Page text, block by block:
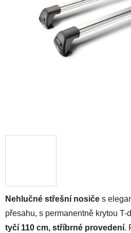
Nehlučné střešní nosiče s
přesahu, s permanentně krytou T-
tyčí 110 cm, stříbrné provedení.